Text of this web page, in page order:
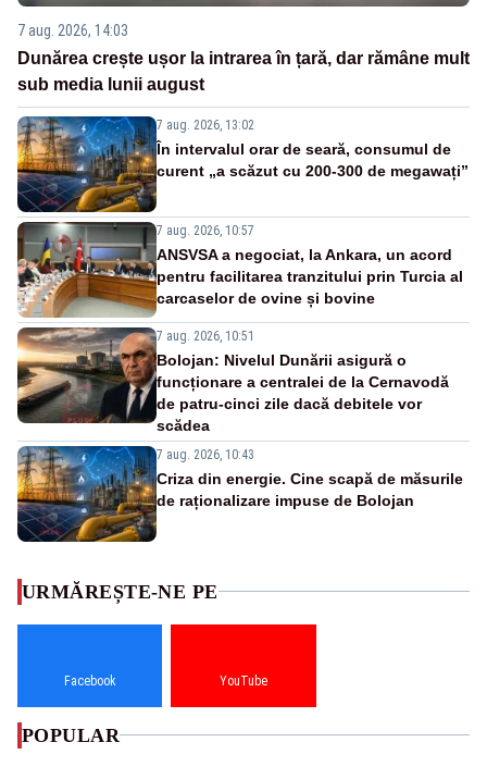
7 aug. 2026, 14:03
Dunărea crește ușor la intrarea în țară, dar rămâne mult
sub media lunii august
7 aug. 2026, 13:02
În intervalul orar de seară, consumul de
curent „a scăzut cu 200-300 de megawați”
7 aug. 2026, 10:57
ANSVSA a negociat, la Ankara, un acord
pentru facilitarea tranzitului prin Turcia al
carcaselor de ovine și bovine
7 aug. 2026, 10:51
Bolojan: Nivelul Dunării asigură o
funcționare a centralei de la Cernavodă
de patru-cinci zile dacă debitele vor
scădea
7 aug. 2026, 10:43
Criza din energie. Cine scapă de măsurile
de raționalizare impuse de Bolojan
URMĂREȘTE-NE PE
Facebook YouTube
POPULAR